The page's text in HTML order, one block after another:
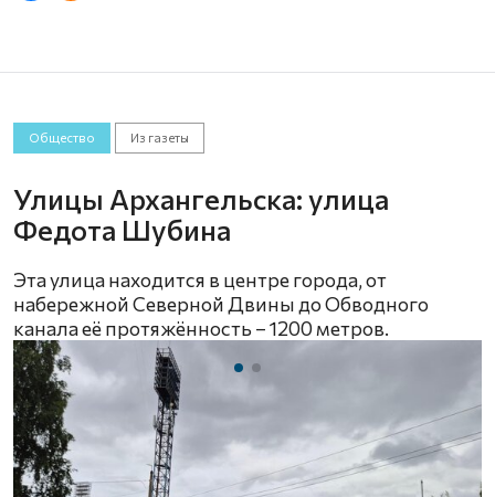
Общество Из газеты
Улицы Архангельска: улица
Федота Шубина
Эта улица находится в центре города, от
набережной Северной Двины до Обводного
канала её протяжённость – 1200 метров.